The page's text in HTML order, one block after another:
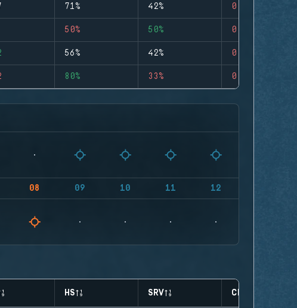
71% 42% 0
50% 50% 0
56% 42% 0
80% 33% 0
08 09 10 11 12
HS SRV CLUTCHES